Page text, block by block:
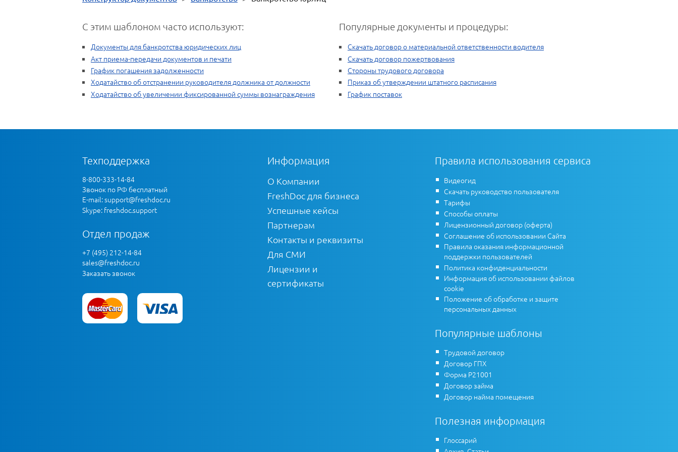
С этим шаблоном часто используют:
Документы для банкротства юридических лиц
Акт приема-передачи документов и печати
График погашения задолженности
Ходатайство об отстранении руководителя должника от должности
Ходатайство об увеличении фиксированной суммы вознаграждения
Популярные документы и процедуры:
Скачать договор о материальной ответственности водителя
Скачать договор пожертвования
Стороны трудового договора
Приказ об утверждении штатного расписания
График поставок
Техподдержка
8-800-333-14-84
Звонок по РФ бесплатный
E-mail:support@freshdoc.ru
Skype: freshdoc.support
Отдел продаж
+7 (495) 212-14-84
sales@freshdoc.ru
Заказать звонок
Информация
О Компании
FreshDoc для бизнеса
Успешные кейсы
Партнерам
Контакты и реквизиты
Для СМИ
Лицензии и
сертификаты
Правила использования сервиса
Видеогид
Скачать руководство пользователя
Тарифы
Способы оплаты
Лицензионный договор (оферта)
Соглашение об использовании Сайта
Правила оказания информационной
поддержки пользователей
Политика конфиденциальности
Информация об использовании файлов
cookie
Положение об обработке и защите
персональных данных
Популярные шаблоны
Трудовой договор
Договор ГПХ
Форма Р21001
Договор займа
Договор найма помещения
Полезная информация
Глоссарий